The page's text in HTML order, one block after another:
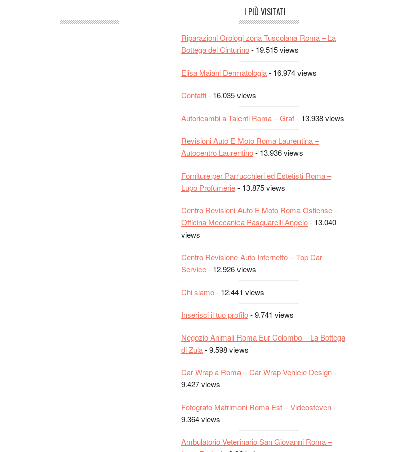
I PIÙ VISITATI
Riparazioni Orologi zona Tuscolana Roma – La
Bottega del Cinturino- 19.515 views
Elisa Maiani Dermatologia- 16.974 views
Contatti- 16.035 views
Autoricambi a Talenti Roma – Graf- 13.938 views
Revisioni Auto E Moto Roma Laurentina –
Autocentro Laurentino- 13.936 views
Forniture per Parrucchieri ed Estetisti Roma –
Lupo Profumerie- 13.875 views
Centro Revisioni Auto E Moto Roma Ostiense –
Officina Meccanica Pasquarelli Angelo- 13.040
views
Centro Revisione Auto Infernetto – Top Car
Service- 12.926 views
Chi siamo- 12.441 views
Inserisci il tuo profilo- 9.741 views
Negozio Animali Roma Eur Colombo – La Bottega
di Zula- 9.598 views
Car Wrap a Roma – Car Wrap Vehicle Design-
9.427 views
Fotografo Matrimoni Roma Est – Videosteven-
9.364 views
Ambulatorio Veterinario San Giovanni Roma –